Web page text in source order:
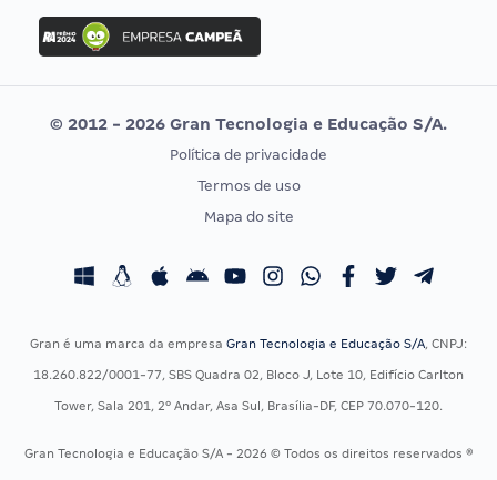
Concurso Ibama
Concurso MPU
Editais publicados
Vunesp
CONCURSOS POR PROFISSÃO
Concursos Fiscais
Concursos Saúde
Residência Multiprofissional
EXAME DE ORDEM
Calendário OAB
© 2012 - 2026 Gran Tecnologia e Educação S/A.
Política de privacidade
Termos de uso
Mapa do site
Gran é uma marca da empresa Gran Tecnologia e Educação S/A, CNPJ:
18.260.822/0001-77, SBS Quadra 02, Bloco J, Lote 10, Edifício Carlton
Tower, Sala 201, 2º Andar, Asa Sul, Brasília-DF, CEP 70.070-120.
Gran Tecnologia e Educação S/A - 2026 © Todos os direitos reservados ®